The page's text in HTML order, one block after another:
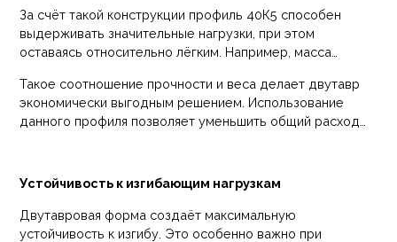
основное напряжение, возникающее при изгибе, а
вертикальная стенка соединяет их и стабилизирует
конструкцию.
За счёт такой конструкции профиль 40К5 способен
выдерживать значительные нагрузки, при этом
оставаясь относительно лёгким. Например, масса
значительно снижает общий вес металлического
каркаса здания.
Такое соотношение прочности и веса делает двутавр
экономически выгодным решением. Использование
данного профиля позволяет уменьшить общий расход
Устойчивость к изгибающим нагрузкам
Двутавровая форма создаёт максимальную
устойчивость к изгибу. Это особенно важно при